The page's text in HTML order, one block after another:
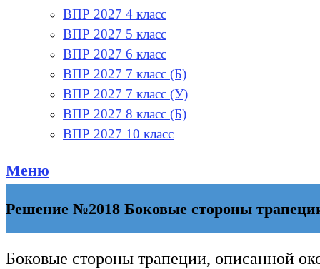
ВПР 2027 4 класс
ВПР 2027 5 класс
ВПР 2027 6 класс
ВПР 2027 7 класс (Б)
ВПР 2027 7 класс (У)
ВПР 2027 8 класс (Б)
ВПР 2027 10 класс
Меню
Решение №2018 Боковые стороны
Боковые стороны трапеции, описанной